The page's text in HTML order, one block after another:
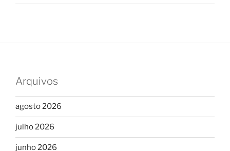
Arquivos
agosto 2026
julho 2026
junho 2026